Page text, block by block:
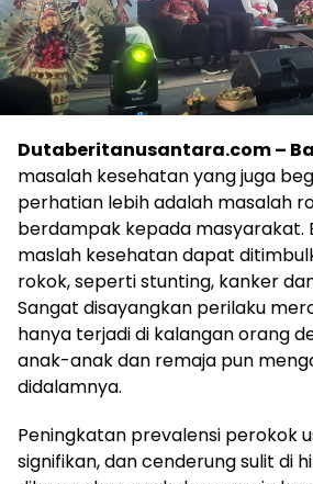
Dutaberitanusantara.com –
masalah kesehatan yang juga
perhatian lebih adalah masalah
berdampak kepada masyarakat.
maslah kesehatan dapat
rokok, seperti stunting, kanker
Sangat disayangkan perilaku
hanya terjadi di kalangan orang
anak-anak dan remaja pun
didalamnya.
Peningkatan prevalensi perokok
signifikan, dan cenderung sulit di